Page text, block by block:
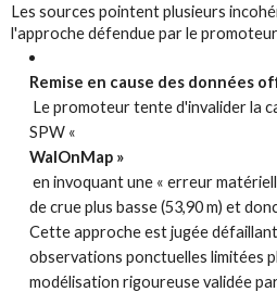
Les sources pointent plusieurs
l'approche défendue par le promoteur
Remise en cause des données
Le promoteur tente d'invalider la
SPW «
WalOnMap »
en invoquant une « erreur
de crue plus basse (53,90 m) et
Cette approche est jugée
observations ponctuelles limitées
modélisation rigoureuse validée